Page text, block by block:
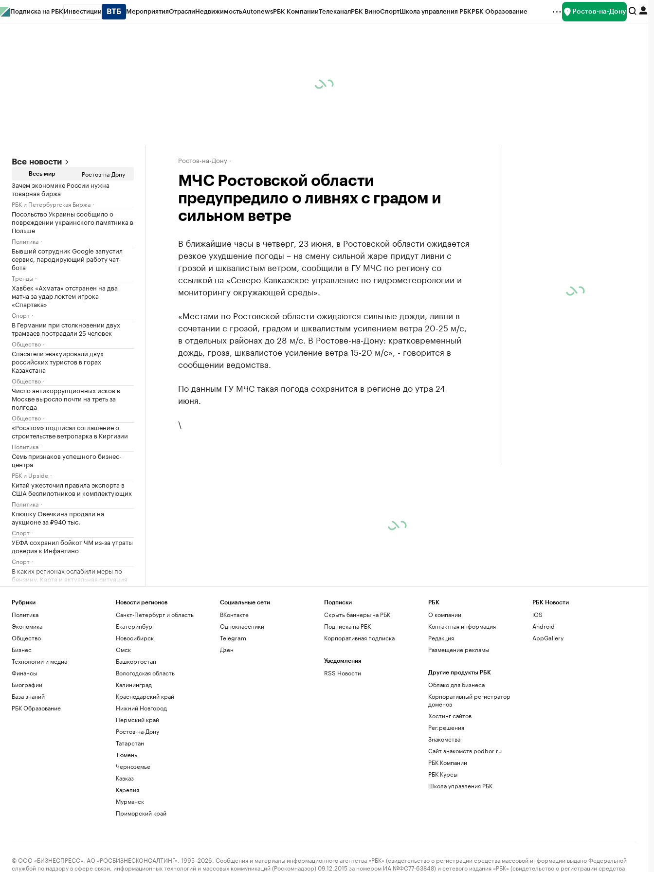
Подписка на РБК Инвестиции МероприятияОтраслиНедвижимостьAutonewsРБК КомпанииТелеканалРБК ВиноСпортШкола управления РБКРБК Образование Ростов-на-Дону
Все новости
Весь мир Ростов-на-Дону
Зачем экономике России нужна
товарная биржа
РБК и Петербургская Биржа
Посольство Украины сообщило о
повреждении украинского памятника в
Польше
Политика
Бывший сотрудник Google запустил
сервис, пародирующий работу чат-
бота
Тренды
Хавбек «Ахмата» отстранен на два
матча за удар локтем игрока
«Спартака»
Спорт
В Германии при столкновении двух
трамваев пострадали 25 человек
Общество
Спасатели эвакуировали двух
российских туристов в горах
Казахстана
Общество
Число антикоррупционных исков в
Москве выросло почти на треть за
полгода
Общество
«Росатом» подписал соглашение о
строительстве ветропарка в Киргизии
Политика
Семь признаков успешного бизнес-
центра
РБК и Upside
Китай ужесточил правила экспорта в
США беспилотников и комплектующих
Политика
Клюшку Овечкина продали на
аукционе за ₽940 тыс.
Спорт
УЕФА сохранил бойкот ЧМ из-за утраты
доверия к Инфантино
Спорт
В каких регионах ослабили меры по
бензину. Карта и актуальная ситуация
Подписка на РБК
В Wildberries рассказали, как
предпринимателям подтвердить ущерб
от атак
Бизнес
В бизнес-центре «Адмирал» в Южном
порту залит первый куб бетона
Пресс-релиз
Военная операция на Украине. Главное
Политика
«Билайн» расширил транспортную сеть
между дата-центрами Москвы
Отрасли
В Армении назвали необоснованными
нежелательным фонд Human Rights
Ростов-на-Дону
МЧС Ростовской области
предупредило о ливнях с градом и
сильном ветре
В ближайшие часы в четверг, 23 июня, в Ростовской области ожидается
резкое ухудшение погоды – на смену сильной жаре придут ливни с
грозой и шквалистым ветром, сообщили в ГУ МЧС по региону со
ссылкой на «Северо-Кавказское управление по гидрометеорологии и
мониторингу окружающей среды».
«Местами по Ростовской области ожидаются сильные дожди, ливни в
сочетании с грозой, градом и шквалистым усилением ветра 20-25 м/с,
в отдельных районах до 28 м/с. В Ростове-на-Дону: кратковременный
дождь, гроза, шквалистое усиление ветра 15-20 м/с», - говорится в
сообщении ведомства.
По данным ГУ МЧС такая погода сохранится в регионе до утра 24
июня.
\
Рубрики
Политика
Экономика
Общество
Бизнес
Технологии и медиа
Финансы
Биографии
База знаний
РБК Образование
Новости регионов
Санкт-Петербург и область
Екатеринбург
Новосибирск
Омск
Башкортостан
Вологодская область
Калининград
Краснодарский край
Нижний Новгород
Пермский край
Ростов-на-Дону
Татарстан
Тюмень
Черноземье
Кавказ
Карелия
Мурманск
Приморский край
Социальные сети
ВКонтакте
Одноклассники
Telegram
Дзен
Подписки
Скрыть баннеры на РБК
Подписка на РБК
Корпоративная подписка
Уведомления
RSS Новости
РБК
О компании
Контактная информация
Редакция
Размещение рекламы
Другие продукты РБК
Облако для бизнеса
Корпоративный регистратор
доменов
Хостинг сайтов
Рег.решения
Знакомства
Сайт знакомств podbor.ru
РБК Компании
РБК Курсы
Школа управления РБК
РБК Новости
iOS
Android
AppGallery
© ООО «БИЗНЕСПРЕСС», АО «РОСБИЗНЕСКОНСАЛТИНГ», 1995–2026. Сообщения и материалы информационного агентства «РБК» (свидетельство о регистрации средства массовой информации выдано Федеральной
службой по надзору в сфере связи, информационных технологий и массовых коммуникаций (Роскомнадзор) 09.12.2015 за номером ИА №ФС77-63848) и сетевого издания «РБК» (свидетельство о регистрации средства